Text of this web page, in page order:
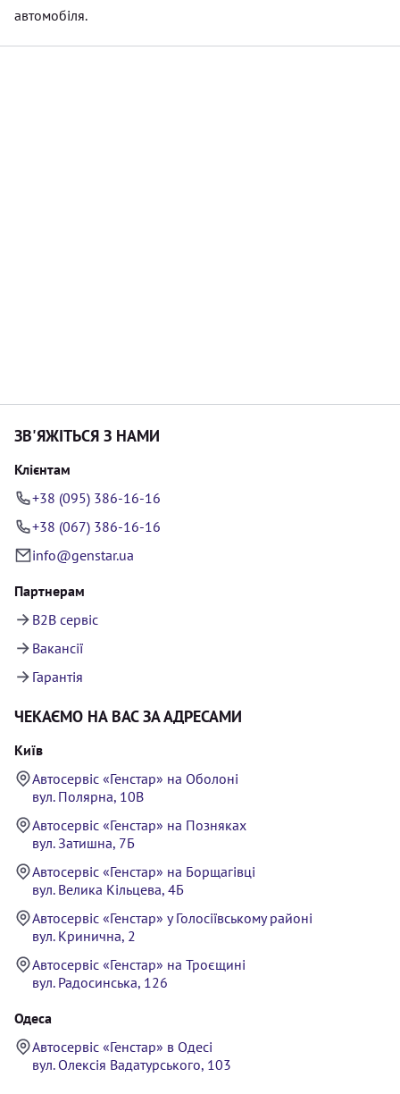
автомобіля.
ЗВ'ЯЖІТЬСЯ З НАМИ
Клієнтам
+38 (095) 386-16-16
+38 (067) 386-16-16
info@genstar.ua
Партнерам
B2B сервіс
Вакансії
Гарантія
ЧЕКАЄМО НА ВАС ЗА АДРЕСАМИ
Київ
Автосервіс «Генстар» на Оболоні
вул. Полярна, 10В
Автосервіс «Генстар» на Позняках
вул. Затишна, 7Б
Автосервіс «Генстар» на Борщагівці
вул. Велика Кільцева, 4Б
Автосервіс «Генстар» у Голосіївському районі
вул. Кринична, 2
Автосервіс «Генстар» на Троєщині
вул. Радосинська, 126
Одеса
Автосервіс «Генстар» в Одесі
вул. Олексія Вадатурського, 103